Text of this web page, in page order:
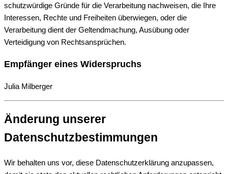
schutzwürdige Gründe für die Verarbeitung nachweisen, die Ihre
Interessen, Rechte und Freiheiten überwiegen, oder die
Verarbeitung dient der Geltendmachung, Ausübung oder
Verteidigung von Rechtsansprüchen.
Empfänger eines Widerspruchs
Julia Milberger
Änderung unserer
Datenschutzbestimmungen
Wir behalten uns vor, diese Datenschutzerklärung anzupassen,